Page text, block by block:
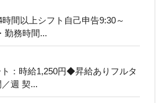
間以上シフト自己申告9:30～
勤務時間...
：時給1,250円◆昇給ありフルタ
週 契...